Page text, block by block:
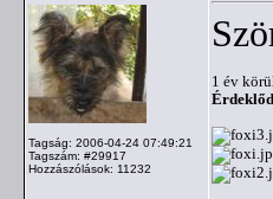
Tagság: 2006-04-24 07:49:21
Tagszám: #29917
Hozzászólások: 11232
1 év